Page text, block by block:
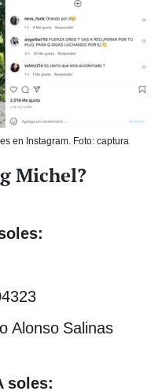
en Instagram. Foto: captura
Michel?
Alonso Salinas
soles: